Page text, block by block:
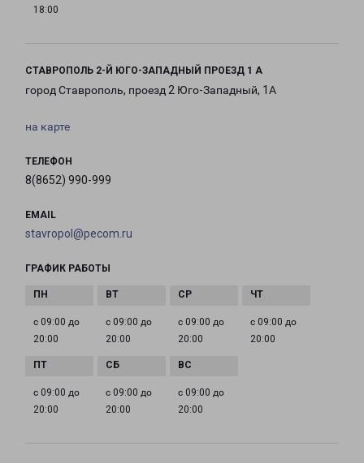
18:00
СТАВРОПОЛЬ 2-Й ЮГО-ЗАПАДНЫЙ ПРОЕЗД 1 А
город Ставрополь, проезд 2 Юго-Западный, 1А
на карте
ТЕЛЕФОН
8(8652) 990-999
EMAIL
stavropol@pecom.ru
ГРАФИК РАБОТЫ
с 09:00 до
20:00
с 09:00 до
20:00
с 09:00 до
20:00
с 09:00 до
20:00
с 09:00 до
20:00
с 09:00 до
20:00
с 09:00 до
20:00